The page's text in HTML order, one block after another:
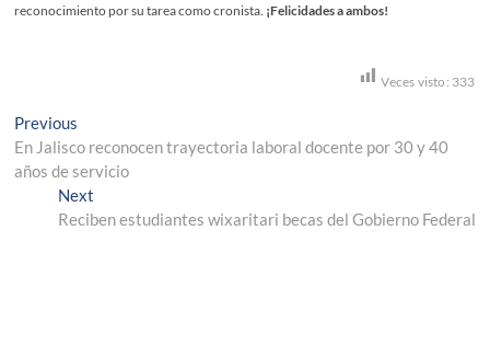
reconocimiento por su tarea como cronista. ¡Felicidades a ambos!
Veces visto: 333
Navegación
de
entradas
Previous
post:
En Jalisco reconocen trayectoria laboral docente por 30 y 40
años de servicio
NextNext
post:
Reciben estudiantes wixaritari becas del Gobierno Federal